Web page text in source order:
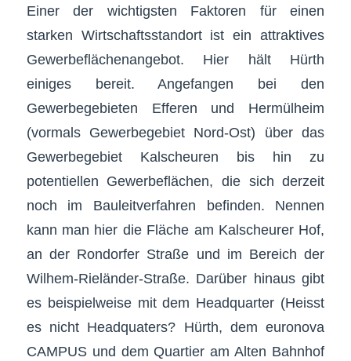
Einer der wichtigsten Faktoren für einen
starken Wirtschaftsstandort ist ein attraktives
Gewerbeflächenangebot. Hier hält Hürth
einiges bereit. Angefangen bei den
Gewerbegebieten Efferen und Hermülheim
(vormals Gewerbegebiet Nord-Ost) über das
Gewerbegebiet Kalscheuren bis hin zu
potentiellen Gewerbeflächen, die sich derzeit
noch im Bauleitverfahren befinden. Nennen
kann man hier die Fläche am Kalscheurer Hof,
an der Rondorfer Straße und im Bereich der
Wilhem-Rieländer-Straße. Darüber hinaus gibt
es beispielweise mit dem Headquarter (Heisst
es nicht Headquaters? Hürth, dem euronova
CAMPUS und dem Quartier am Alten Bahnhof